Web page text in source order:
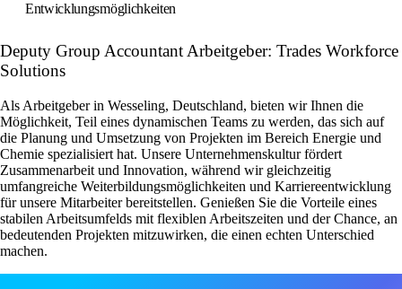
Entwicklungsmöglichkeiten
Deputy Group Accountant Arbeitgeber: Trades Workforce
Solutions
Als Arbeitgeber in Wesseling, Deutschland, bieten wir Ihnen die
Möglichkeit, Teil eines dynamischen Teams zu werden, das sich auf
die Planung und Umsetzung von Projekten im Bereich Energie und
Chemie spezialisiert hat. Unsere Unternehmenskultur fördert
Zusammenarbeit und Innovation, während wir gleichzeitig
umfangreiche Weiterbildungsmöglichkeiten und Karriereentwicklung
für unsere Mitarbeiter bereitstellen. Genießen Sie die Vorteile eines
stabilen Arbeitsumfelds mit flexiblen Arbeitszeiten und der Chance, an
bedeutenden Projekten mitzuwirken, die einen echten Unterschied
machen.